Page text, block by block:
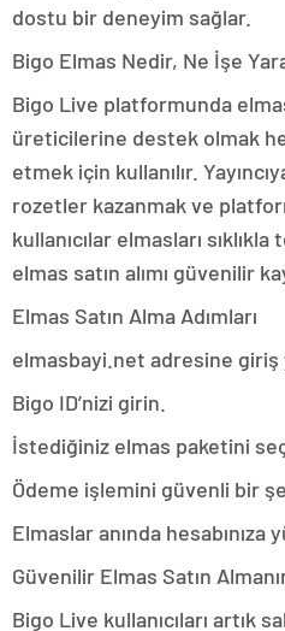
dostu bir deneyim sağlar.
Bigo Elmas Nedir, Ne İşe
Bigo Live platformunda
üreticilerine destek olmak
etmek için kullanılır.
rozetler kazanmak ve
kullanıcılar elmasları
elmas satın alımı güvenilir
Elmas Satın Alma Adımları
elmasbayi.net adresine giriş
Bigo ID’nizi girin.
İstediğiniz elmas paketini
Ödeme işlemini güvenli bir
Elmaslar anında hesabınıza
Güvenilir Elmas Satın
Bigo Live kullanıcıları artık